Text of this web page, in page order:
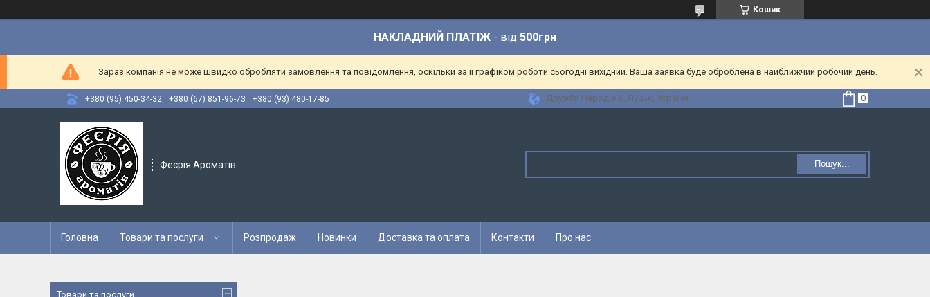
Кошик
НАКЛАДНИЙ ПЛАТІЖ - від 500грн
Зараз компанія не може швидко обробляти замовлення та повідомлення, оскільки за її графіком роботи сьогодні вихідний. Ваша заявка буде оброблена в найближчий робочий день.
+380 (95) 450-34-32 +380 (67) 851-96-73 +380 (93) 480-17-85 Дружби Народів 6, Луцьк, Україна
Феєрія Ароматів Пошук...
Головна Товари та послуги Розпродаж Новинки Доставка та оплата Контакти Про нас
Товари та послуги